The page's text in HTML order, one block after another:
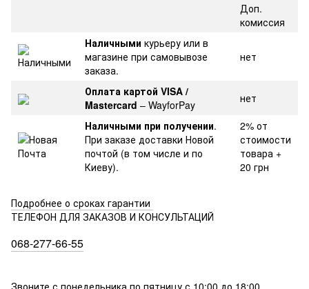
Доп.
комиссия
Наличными курьеру или в
магазине при самовывозе
заказа.
нет
Оплата картой VISA /
Mastercard – WayforPay
нет
Наличными при получении.
При заказе доставки Новой
почтой (в том числе и по
Киеву).
2% от
стоимости
товара +
20 грн
Подробнее о сроках гарантии
ТЕЛЕФОН ДЛЯ ЗАКАЗОВ И КОНСУЛЬТАЦИЙ
068-277-66-55
Звоните с понедельника по пятницу с 10:00 до 18:00